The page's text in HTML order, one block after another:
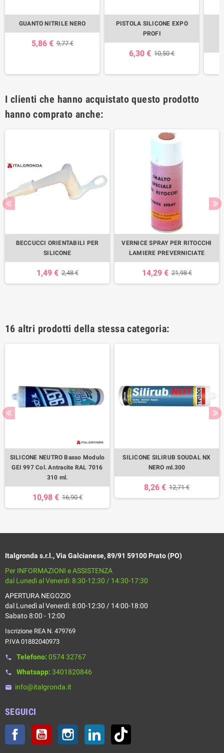
GUANTO NITRILE NERO
5,86 € 9,77 €
PISTOLA SILICONE EXPO
PROFI
6,30 € 10,50 €
I clienti che hanno acquistato questo prodotto
hanno comprato anche:
BECCUCCI ORIENTABILI PER
SILICONE
1,49 € 2,48 €
VERNICE SPRAY PER RITOCCHI
LAMIERE PREVERNICIATE
14,29 € 21,98 €
16 altri prodotti della stessa categoria:
SILICONE NEUTRO Basso Modulo
GEI 997 Col. Antracite RAL 7016
310 ml.
10,98 € 16,90 €
SILICONE SILIRUB SOUDAL NX
NERO ml.300
8,26 € 12,71 €
Italgronda s.r.l., Via Galcianese, 89/91 59100 Prato (PO)
Per INFORMAZIONI e ASSISTENZA
dal Lunedì al Venerdì: 8:30-12:30 / 14:30-17:30
APERTURA NEGOZIO
dal Lunedì al Venerdì: 8:00-12:30 / 14:00-18:00
Sabato 8:00 - 12:00
Iscrizione REA N. 479769
P.IVA 01882040973
phone Telefono: 0574 32767
phone Whatsapp: 3401820846
email info@italgronda.it
SEGUICI
Facebook YouTube Instagram LinkedIn